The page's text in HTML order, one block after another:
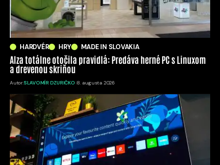
HARDVÉR HRY MADE IN SLOVAKIA
Alza totálne otočila pravidlá: Predáva herné PC s Linuxom
a drevenou skriňou
Autor:SLAVOMÍR DZURIČKO 8. augusta 2026